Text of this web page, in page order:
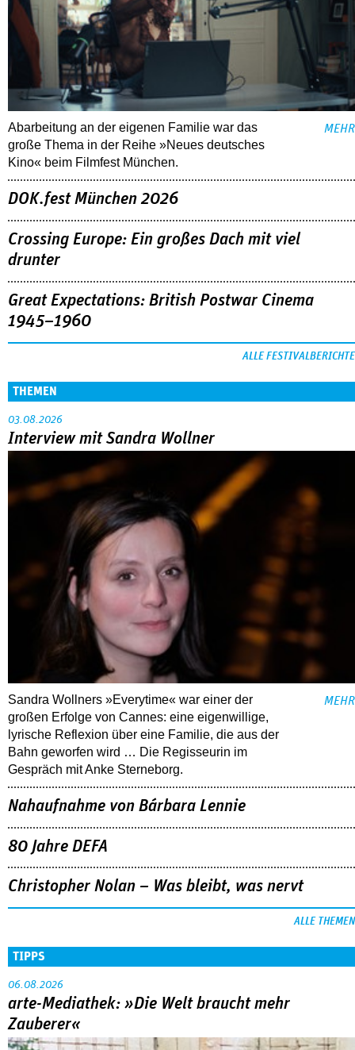
Abarbeitung an der eigenen Familie war das
große Thema in der Reihe »Neues deutsches
Kino« beim Filmfest München.
MEHR
DOK.fest München 2026
Crossing Europe: Ein großes Dach mit viel
drunter
Great Expectations: British Postwar Cinema
1945–1960
ALLE FESTIVALBERICHTE
THEMEN
03.08.2026
Interview mit Sandra Wollner
Sandra Wollners »Everytime« war einer der
großen Erfolge von Cannes: eine eigenwillige,
lyrische Reflexion über eine ­Familie, die aus der
Bahn geworfen wird … Die Regisseurin im
Gespräch mit Anke Sterneborg.
MEHR
Nahaufnahme von Bárbara Lennie
80 Jahre DEFA
Christopher Nolan – Was bleibt, was nervt
ALLE THEMEN
TIPPS
06.08.2026
arte-Mediathek: »Die Welt braucht mehr
Zauberer«